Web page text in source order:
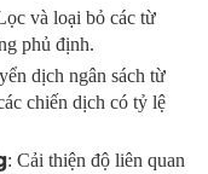
và loại bỏ các từ
phủ định.
dịch ngân sách từ
chiến dịch có tỷ lệ
: Cải thiện độ liên quan